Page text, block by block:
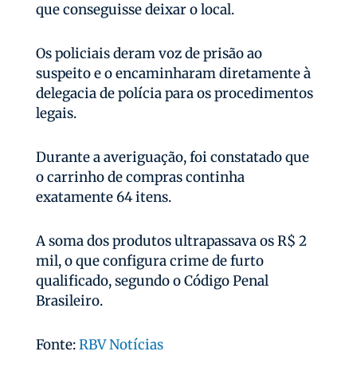
que conseguisse deixar o local.
Os policiais deram voz de prisão ao
suspeito e o encaminharam diretamente à
delegacia de polícia para os procedimentos
legais.
Durante a averiguação, foi constatado que
o carrinho de compras continha
exatamente 64 itens.
A soma dos produtos ultrapassava os R$ 2
mil, o que configura crime de furto
qualificado, segundo o Código Penal
Brasileiro.
Fonte:RBV Notícias